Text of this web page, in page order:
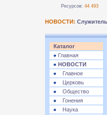
Ресурсов: 44 493
НОВОСТИ:
Каталог
Главная
НОВОСТИ
Главное
Церковь
Общество
Гонения
Наука